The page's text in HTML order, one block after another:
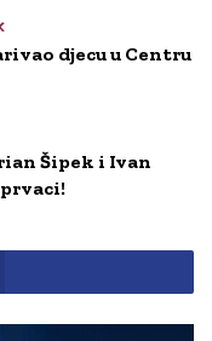
djecu u Centru
Šipek i Ivan